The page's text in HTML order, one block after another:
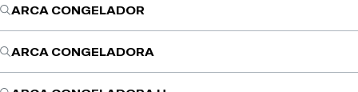
ARCA CONGELADOR
ARCA CONGELADORA